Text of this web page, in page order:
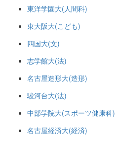
東洋学園大(人間科)
東大阪大(こども)
四国大(文)
志学館大(法)
名古屋造形大(造形)
駿河台大(法)
中部学院大(スポーツ健康科)
名古屋経済大(経済)